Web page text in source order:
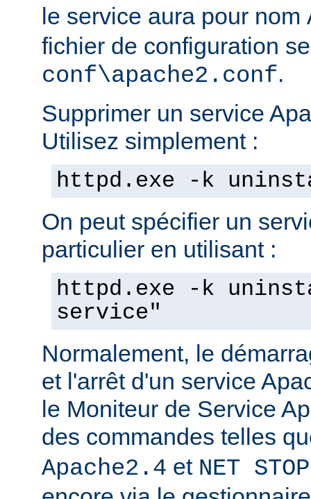
le service aura pour nom
fichier de configuration
conf\apache2.conf.
Supprimer un service
Utilisez simplement :
httpd.exe -k
On peut spécifier un
particulier en utilisant :
httpd.exe -k
service"
Normalement, le
et l'arrêt d'un service
le Moniteur de Service
des commandes telles
Apache2.4 et NET